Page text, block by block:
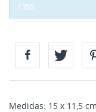
1350.
Medidas: 15 x 11,5